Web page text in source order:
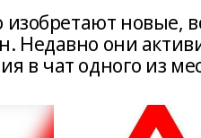
новые,
Недавно они
в чат одного из